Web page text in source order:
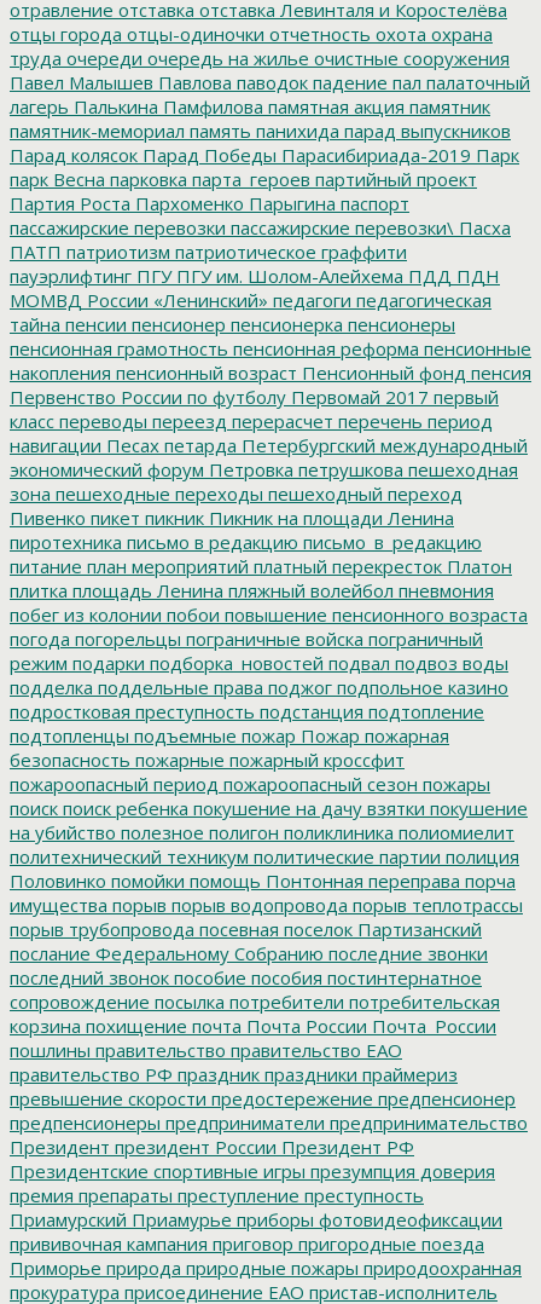
отравление отставка отставка Левинталя и Коростелёва
отцы города отцы-одиночки отчетность охота охрана
труда очереди очередь на жилье очистные сооружения
Павел Малышев Павлова паводок падение пал палаточный
лагерь Палькина Памфилова памятная акция памятник
памятник-мемориал память панихида парад выпускников
Парад колясок Парад Победы Парасибириада-2019 Парк
парк Весна парковка парта_героев партийный проект
Партия Роста Пархоменко Парыгина паспорт
пассажирские перевозки пассажирские перевозки\ Пасха
ПАТП патриотизм патриотическое граффити
пауэрлифтинг ПГУПГУ им. Шолом-Алейхема ПДД ПДН
МОМВД России «Ленинский» педагоги педагогическая
тайна пенсии пенсионер пенсионерка пенсионеры
пенсионная грамотность пенсионная реформа пенсионные
накопления пенсионный возраст Пенсионный фонд пенсия
Первенство России по футболу Первомай 2017 первый
класс переводы переезд перерасчет перечень период
навигации Песах петарда Петербургский международный
экономический форум Петровка петрушкова пешеходная
зона пешеходные переходы пешеходный переход
Пивенко пикет пикник Пикник на площади Ленина
пиротехника письмо в редакцию письмо_в_редакцию
питание план мероприятий платный перекресток Платон
плитка площадь Ленина пляжный волейбол пневмония
побег из колонии побои повышение пенсионного возраста
погода погорельцы пограничные войска пограничный
режим подарки подборка_новостей подвал подвоз воды
подделка поддельные права поджог подпольное казино
подростковая преступность подстанция подтопление
подтопленцы подъемные пожар Пожар пожарная
безопасность пожарные пожарный кроссфит
пожароопасный период пожароопасный сезон пожары
поиск поиск ребенка покушение на дачу взятки покушение
на убийство полезное полигон поликлиника полиомиелит
политехнический техникум политические партии полиция
Половинко помойки помощь Понтонная переправа порча
имущества порыв порыв водопровода порыв теплотрассы
порыв трубопровода посевная поселок Партизанский
послание Федеральному Собранию последние звонки
последний звонок пособие пособия постинтернатное
сопровождение посылка потребители потребительская
корзина похищение почта Почта России Почта_России
пошлины правительство правительство ЕАО
правительство РФ праздник праздники праймериз
превышение скорости предостережение предпенсионер
предпенсионеры предприниматели предпринимательство
Президент президент России Президент РФ
Президентские спортивные игры презумпция доверия
премия препараты преступление преступность
Приамурский Приамурье приборы фотовидеофиксации
прививочная кампания приговор пригородные поезда
Приморье природа природные пожары природоохранная
прокуратура присоединение ЕАО пристав-исполнитель